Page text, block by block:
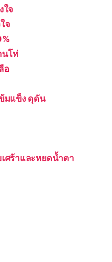
ใจ
จ
นโห่
อ
มแข็ง ดุดัน
ศร้าและหยดน้ำตา